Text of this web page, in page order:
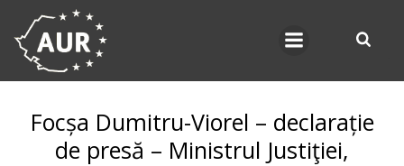
Focșa Dumitru-Viorel – declarație
de presă – Ministrul Justiţiei,